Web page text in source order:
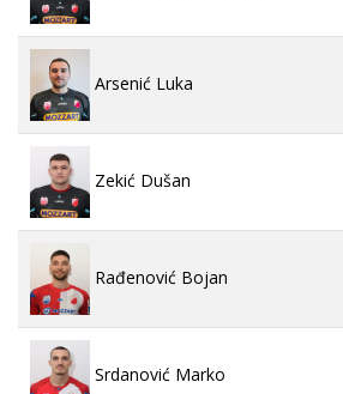
Arsenić Luka
Zekić Dušan
Rađenović Bojan
Srdanović Marko